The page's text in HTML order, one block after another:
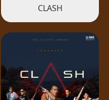
CLASH